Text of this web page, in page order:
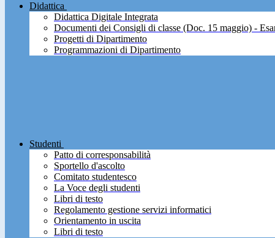
Didattica
Didattica Digitale Integrata
Documenti dei Consigli di classe (Doc. 15 maggio) -
Progetti di Dipartimento
Programmazioni di Dipartimento
Studenti
Patto di corresponsabilità
Sportello d'ascolto
Comitato studentesco
La Voce degli studenti
Libri di testo
Regolamento gestione servizi informatici
Orientamento in uscita
Libri di testo